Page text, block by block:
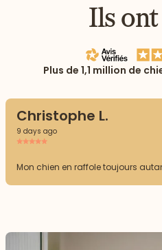
Ils
Plus de 1,1 million de
Christophe L.
9 days ago
Mon chien en raffole toujours